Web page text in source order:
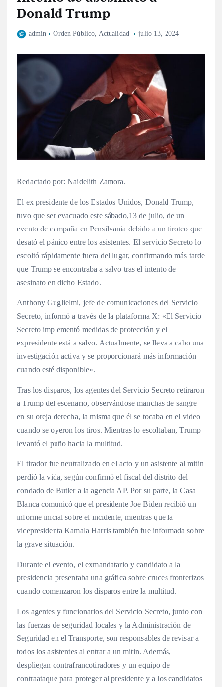
Donald Trump
admin Orden Público, Actualidad julio 13, 2024
Redactado por: Naidelith Zamora.
El ex presidente de los Estados Unidos, Donald Trump,
tuvo que ser evacuado este sábado,13 de julio, de un
evento de campaña en Pensilvania debido a un tiroteo que
desató el pánico entre los asistentes. El servicio Secreto lo
escoltó rápidamente fuera del lugar, confirmando más tarde
que Trump se encontraba a salvo tras el intento de
asesinato en dicho Estado.
Anthony Guglielmi, jefe de comunicaciones del Servicio
Secreto, informó a través de la plataforma X: «El Servicio
Secreto implementó medidas de protección y el
expresidente está a salvo. Actualmente, se lleva a cabo una
investigación activa y se proporcionará más información
cuando esté disponible».
Tras los disparos, los agentes del Servicio Secreto retiraron
a Trump del escenario, observándose manchas de sangre
en su oreja derecha, la misma que él se tocaba en el video
cuando se oyeron los tiros. Mientras lo escoltaban, Trump
levantó el puño hacia la multitud.
El tirador fue neutralizado en el acto y un asistente al mitin
perdió la vida, según confirmó el fiscal del distrito del
condado de Butler a la agencia AP. Por su parte, la Casa
Blanca comunicó que el presidente Joe Biden recibió un
informe inicial sobre el incidente, mientras que la
vicepresidenta Kamala Harris también fue informada sobre
la grave situación.
Durante el evento, el exmandatario y candidato a la
presidencia presentaba una gráfica sobre cruces fronterizos
cuando comenzaron los disparos entre la multitud.
Los agentes y funcionarios del Servicio Secreto, junto con
las fuerzas de seguridad locales y la Administración de
Seguridad en el Transporte, son responsables de revisar a
todos los asistentes al entrar a un mitin. Además,
despliegan contrafrancotiradores y un equipo de
contraataque para proteger al presidente y a los candidatos